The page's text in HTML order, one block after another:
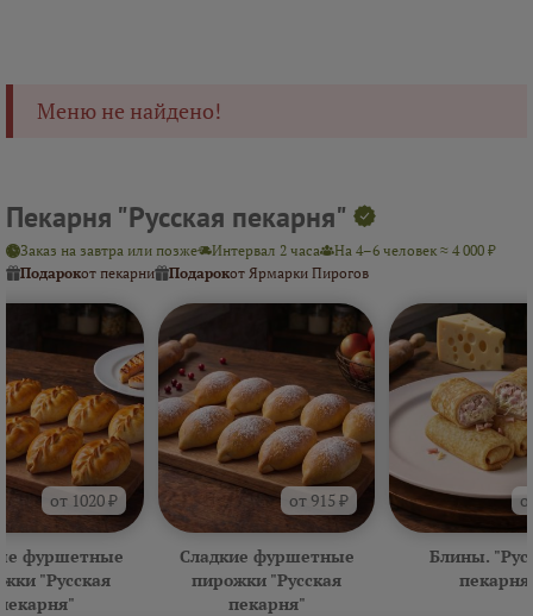
Меню не найдено!
Пекарня "Русская пекарня"
Заказ на завтра или позже Интервал 2 часа
На 4–6 человек ≈ 4 000 ₽
Подарокот пекарни Подарокот Ярмарки Пирогов
от 1020 ₽
фуршетные
"Русская
от 915 ₽
Сладкие фуршетные
пирожки "Русская
пекарня"
Блины.